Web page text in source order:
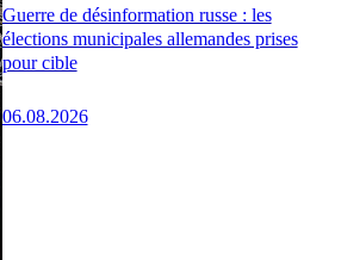
Guerre de désinformation russe : les
élections municipales allemandes prises
pour cible
06.08.2026